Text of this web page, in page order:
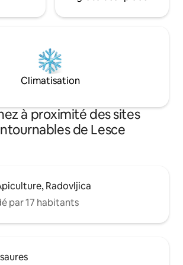
Climatisation
à proximité des sites
de Lesce
Radovljica
par 17 habitants